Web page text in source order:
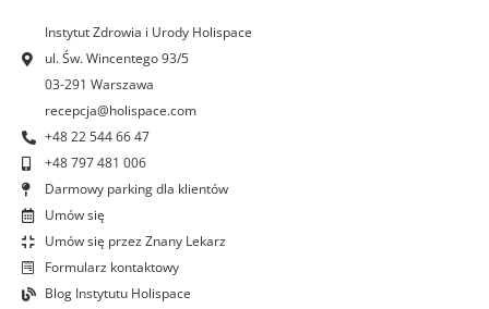
k
-
f
a
Instytut Zdrowia i Urody Holispace
ul. Św. Wincentego 93/5
03-291 Warszawa
recepcja@holispace.com
+48 22 544 66 47
+48 797 481 006
Darmowy parking dla klientów
Umów się
Umów się przez Znany Lekarz
Formularz kontaktowy
Blog Instytutu Holispace